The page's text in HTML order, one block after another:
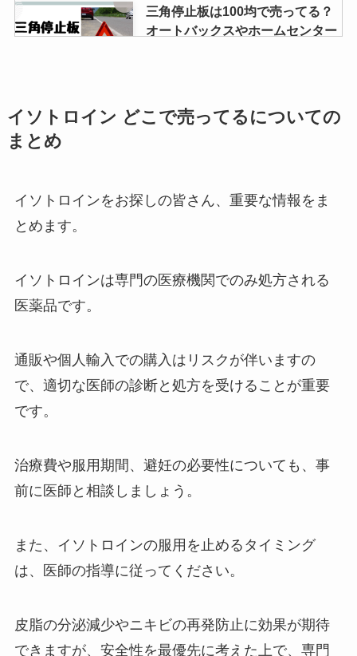
三角停止板は100均で売ってる？
オートバックスやホームセンター
ガラス絵の具はダイソーに売って
飲み込んだ時の対処法について大
査
や100均で売ってる？ホームセン
ターで買える断熱材は何がある？
肝ファインはどこで売ってる？コ
ンビニで買える？レビューや効果
イソトロイン どこで売ってるについての
まとめ
イソトロインをお探しの皆さん、重要な情報をま
とめます。
イソトロインは専門の医療機関でのみ処方される
医薬品です。
通販や個人輸入での購入はリスクが伴いますの
で、適切な医師の診断と処方を受けることが重要
です。
治療費や服用期間、避妊の必要性についても、事
前に医師と相談しましょう。
また、イソトロインの服用を止めるタイミング
は、医師の指導に従ってください。
皮脂の分泌減少やニキビの再発防止に効果が期待
できますが、安全性を最優先に考えた上で、専門